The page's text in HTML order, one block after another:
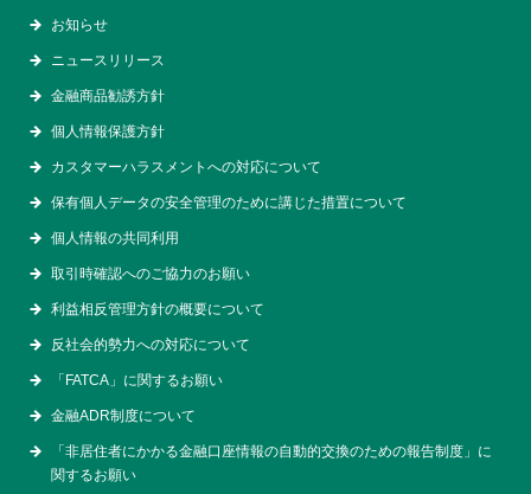
お知らせ
ニュースリリース
金融商品勧誘方針
個人情報保護方針
カスタマーハラスメントへの対応について
保有個人データの安全管理のために講じた措置について
個人情報の共同利用
取引時確認へのご協力のお願い
利益相反管理方針の概要について
反社会的勢力への対応について
「FATCA」に関するお願い
金融ADR制度について
「非居住者にかかる金融口座情報の自動的交換のための報告制度」に
関するお願い